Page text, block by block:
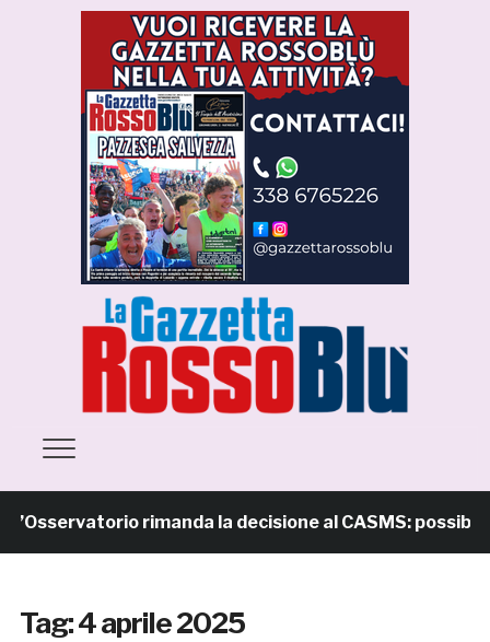
rimanda la decisione al CASMS: possibile
Tag:4 aprile 2025